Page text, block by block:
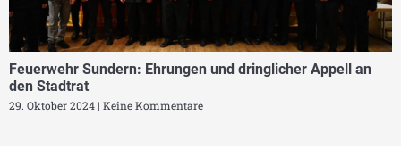
Feuerwehr Sundern: Ehrungen und dringlicher Appell an
den Stadtrat
29. Oktober 2024 Keine Kommentare